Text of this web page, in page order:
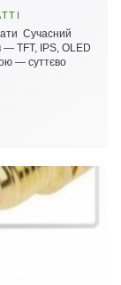
Сучасний
— TFT, IPS, OLED
— суттєво